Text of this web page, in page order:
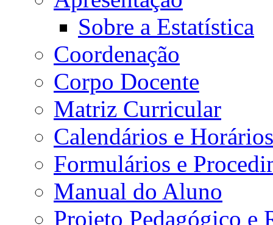
Sobre a Estatística
Coordenação
Corpo Docente
Matriz Curricular
Calendários e Horários
Formulários e
Manual do Aluno
Projeto Pedagógico e